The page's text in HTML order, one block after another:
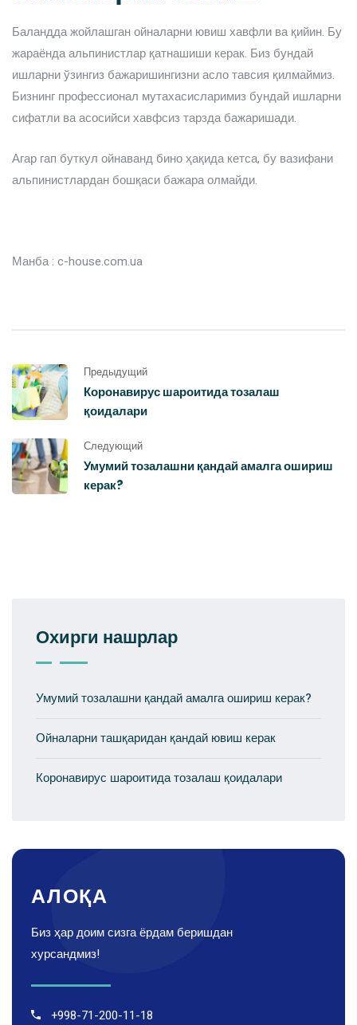
Баландда жойлашган ойналарни ювиш хавфли ва қийин. Бу
жараёнда альпинистлар қатнашиши керак. Биз бундай
ишларни ўзингиз бажаришингизни асло тавсия қилмаймиз.
Бизнинг профессионал мутахасисларимиз бундай ишларни
сифатли ва асосийси хавфсиз тарзда бажаришади.
Агар гап буткул ойнаванд бино ҳақида кетса, бу вазифани
альпинистлардан бошқаси бажара олмайди.
Манба : c-house.com.ua
Предыдущий
Коронавирус шароитида тозалаш
қоидалари
Следующий
Умумий тозалашни қандай амалга ошириш
керак?
Охирги нашрлар
Умумий тозалашни қандай амалга ошириш керак?
Ойналарни ташқаридан қандай ювиш керак
Коронавирус шароитида тозалаш қоидалари
АЛОҚА
Биз ҳар доим сизга ёрдам беришдан
хурсандмиз!
+998-71-200-11-18